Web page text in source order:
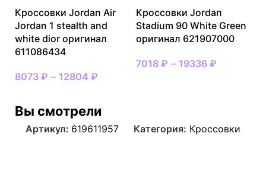
Кроссовки Jordan Air
Jordan 1 stealth and
white dior оригинал
611086434
8073 ₽ – 12804 ₽
Кроссовки Jordan
Stadium 90 White Green
оригинал 621907000
7018 ₽ – 19336 ₽
Вы смотрели
Артикул: 619611957 Категория: Кроссовки